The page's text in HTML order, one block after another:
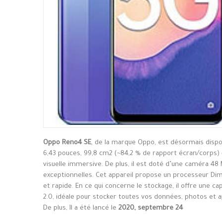
Oppo Reno4 SE, de la marque Oppo, est désormais
6,43 pouces, 99,8 cm2 (~84,2 % de rapport écran/
visuelle immersive. De plus, il est doté d’une caméra
exceptionnelles. Cet appareil propose un processeur
et rapide. En ce qui concerne le stockage, il offre une
2.0, idéale pour stocker toutes vos données, photos et
De plus, Il a été lancé le 2020, septembre 24